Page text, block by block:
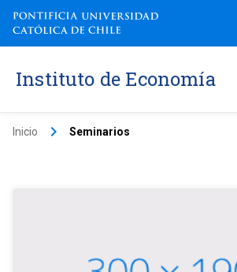
Instituto de Economía
Inicio keyboard_arrow_right Seminarios